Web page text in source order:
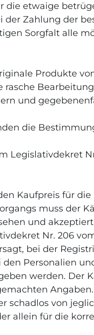
die etwaige
Zahlung der
Sorgfalt alle
Produkte
und
die
Legislativdekret
Kaufpreis für
muss der
und
Nr. 206
bei der
Personalien
werden.
Angaben.
schadlos von
allein für die